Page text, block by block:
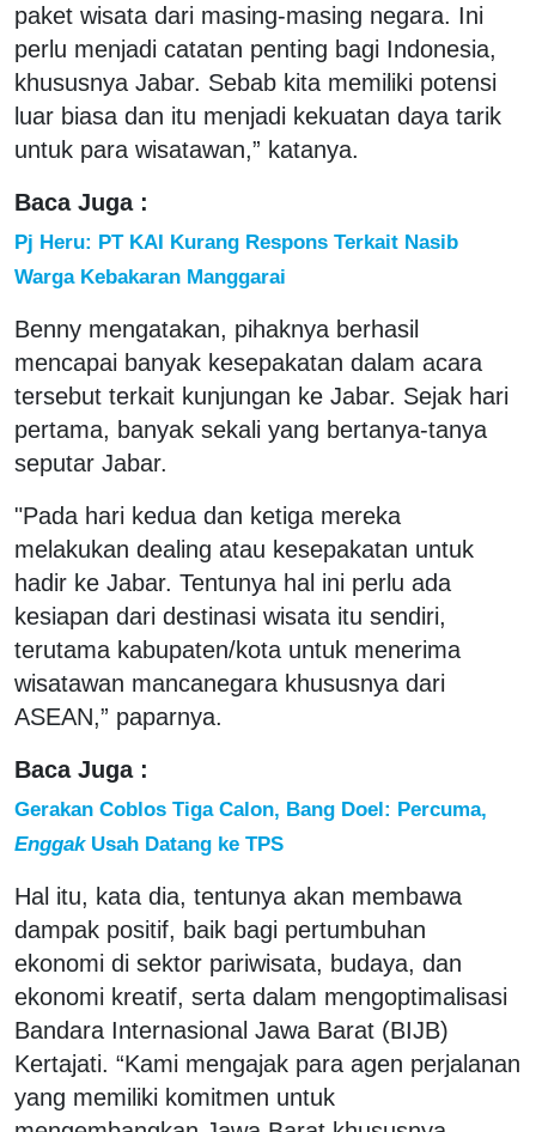
paket wisata dari masing-masing negara. Ini
perlu menjadi catatan penting bagi Indonesia,
khususnya Jabar. Sebab kita memiliki potensi
luar biasa dan itu menjadi kekuatan daya tarik
untuk para wisatawan,” katanya.
Baca Juga :
Pj Heru: PT KAI Kurang Respons Terkait Nasib
Warga Kebakaran Manggarai
Benny mengatakan, pihaknya berhasil
mencapai banyak kesepakatan dalam acara
tersebut terkait kunjungan ke Jabar. Sejak hari
pertama, banyak sekali yang bertanya-tanya
seputar Jabar.
"Pada hari kedua dan ketiga mereka
melakukan dealing atau kesepakatan untuk
hadir ke Jabar. Tentunya hal ini perlu ada
kesiapan dari destinasi wisata itu sendiri,
terutama kabupaten/kota untuk menerima
wisatawan mancanegara khususnya dari
ASEAN,” paparnya.
Baca Juga :
Gerakan Coblos Tiga Calon, Bang Doel: Percuma,
EnggakUsah Datang ke TPS
Hal itu, kata dia, tentunya akan membawa
dampak positif, baik bagi pertumbuhan
ekonomi di sektor pariwisata, budaya, dan
ekonomi kreatif, serta dalam mengoptimalisasi
Bandara Internasional Jawa Barat (BIJB)
Kertajati. “Kami mengajak para agen perjalanan
yang memiliki komitmen untuk